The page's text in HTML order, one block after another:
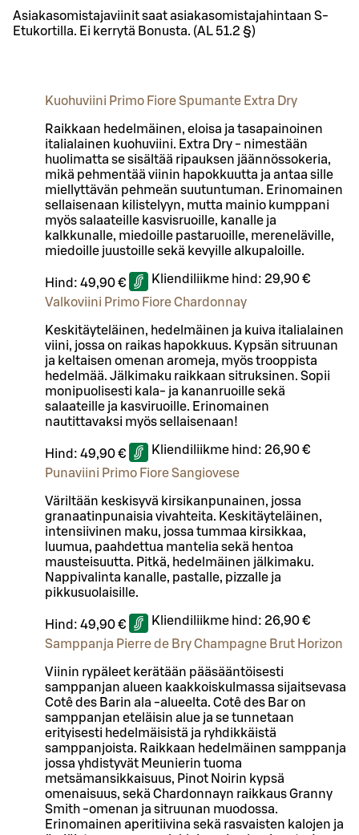
Asiakasomistajaviinit saat asiakasomistajahintaan S-
Etukortilla. Ei kerrytä Bonusta. (AL 51.2 §)
Kuohuviini Primo Fiore Spumante Extra Dry
Raikkaan hedelmäinen, eloisa ja tasapainoinen
italialainen kuohuviini. Extra Dry - nimestään
huolimatta se sisältää ripauksen jäännössokeria,
mikä pehmentää viinin hapokkuutta ja antaa sille
miellyttävän pehmeän suutuntuman. Erinomainen
sellaisenaan kilistelyyn, mutta mainio kumppani
myös salaateille kasvisruoille, kanalle ja
kalkkunalle, miedoille pastaruoille, mereneläville,
miedoille juustoille sekä kevyille alkupaloille.
Hind: 49,90 € Kliendiliikme hind: 29,90 €
Valkoviini Primo Fiore Chardonnay
Keskitäyteläinen, hedelmäinen ja kuiva italialainen
viini, jossa on raikas hapokkuus. Kypsän sitruunan
ja keltaisen omenan aromeja, myös trooppista
hedelmää. Jälkimaku raikkaan sitruksinen. Sopii
monipuolisesti kala- ja kananruoille sekä
salaateille ja kasviruoille. Erinomainen
nautittavaksi myös sellaisenaan!
Hind: 49,90 € Kliendiliikme hind: 26,90 €
Punaviini Primo Fiore Sangiovese
Väriltään keskisyvä kirsikanpunainen, jossa
granaatinpunaisia vivahteita. Keskitäyteläinen,
intensiivinen maku, jossa tummaa kirsikkaa,
luumua, paahdettua mantelia sekä hentoa
mausteisuutta. Pitkä, hedelmäinen jälkimaku.
Nappivalinta kanalle, pastalle, pizzalle ja
pikkusuolaisille.
Hind: 49,90 € Kliendiliikme hind: 26,90 €
Samppanja Pierre de Bry Champagne Brut Horizon
Viinin rypäleet kerätään pääsääntöisesti
samppanjan alueen kaakkoiskulmassa sijaitsevasa
Cotê des Barin ala -alueelta. Cotê des Bar on
samppanjan eteläisin alue ja se tunnetaan
erityisesti hedelmäisistä ja ryhdikkäistä
samppanjoista. Raikkaan hedelmäinen samppanja
jossa yhdistyvät Meunierin tuoma
metsämansikkaisuus, Pinot Noirin kypsä
omenaisuus, sekä Chardonnayn raikkaus Granny
Smith -omenan ja sitruunan muodossa.
Erinomainen aperitiivina sekä rasvaisten kalojen ja